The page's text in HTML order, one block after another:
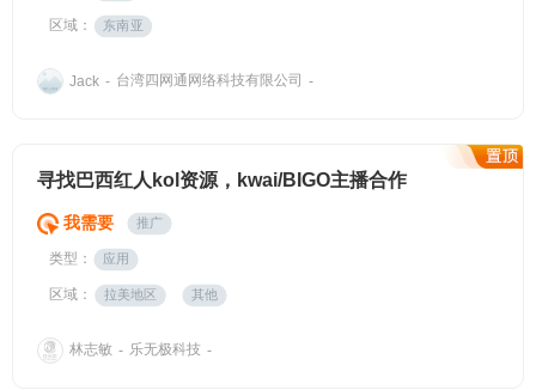
区域： 东南亚
Jack - 台湾四网通网络科技有限公司 -
寻找巴西红人kol资源，kwai/BIGO主播合作
我需要 推广
类型： 应用
区域： 拉美地区 其他
林志敏 - 乐无极科技 -